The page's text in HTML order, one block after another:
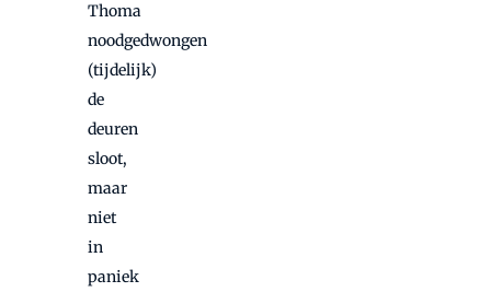
Thoma
noodgedwongen
(tijdelijk)
de
deuren
sloot,
maar
niet
in
paniek